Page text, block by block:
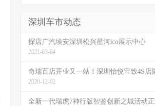
深圳车市动态
探店广汽埃安深圳松兴星河ico展示中心
2021-03-04
奇瑞百店开业又一站！深圳怡悦宝致4S店
2020-12-02
全新一代瑞虎7神行版智鉴创新之城活动